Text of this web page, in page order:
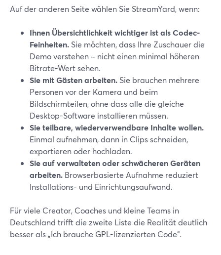
Auf der anderen Seite wählen Sie StreamYard, wenn:
Ihnen Übersichtlichkeit wichtiger ist als Codec-
Feinheiten. Sie möchten, dass Ihre Zuschauer die
Demo verstehen – nicht einen minimal höheren
Bitrate-Wert sehen.
Sie mit Gästen arbeiten. Sie brauchen mehrere
Personen vor der Kamera und beim
Bildschirmteilen, ohne dass alle die gleiche
Desktop-Software installieren müssen.
Sie teilbare, wiederverwendbare Inhalte wollen.
Einmal aufnehmen, dann in Clips schneiden,
exportieren oder hochladen.
Sie auf verwalteten oder schwächeren Geräten
arbeiten. Browserbasierte Aufnahme reduziert
Installations- und Einrichtungsaufwand.
Für viele Creator, Coaches und kleine Teams in
Deutschland trifft die zweite Liste die Realität deutlich
besser als „Ich brauche GPL-lizenzierten Code“.